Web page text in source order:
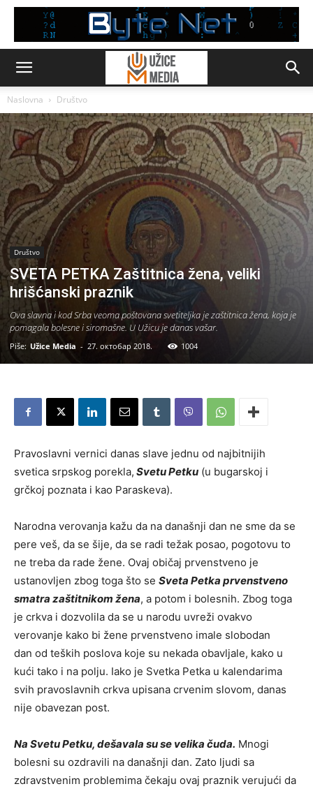
Naslovna Društvo
Društvo
SVETA PETKA Zaštitnica žena, veliki
hrišćanski praznik
Ova slavna i kod Srba veoma poštovana svetiteljka je zaštitnica žena, koja je
pomagala bolesne i siromašne. U Užicu je danas vašar.
Piše: Užice Media - 27. октобар 2018. 1004
Pravoslavni vernici danas slave jednu od najbitnijih
svetica srpskog porekla, Svetu Petku (u bugarskoj i
grčkoj poznata i kao Paraskeva).
Narodna verovanja kažu da na današnji dan ne sme da se
pere veš, da se šije, da se radi težak posao, pogotovu to
ne treba da rade žene. Ovaj običaj prvenstveno je
ustanovljen zbog toga što se Sveta Petka prvenstveno
smatra zaštitnikom žena, a potom i bolesnih. Zbog toga
je crkva i dozvolila da se u narodu uvreži ovakvo
verovanje kako bi žene prvenstveno imale slobodan
dan od teških poslova koje su nekada obavljale, kako u
kući tako i na polju. Iako je Svetka Petka u kalendarima
svih pravoslavnih crkva upisana crvenim slovom, danas
nije obavezan post.
Na Svetu Petku, dešavala su se velika čuda. Mnogi
bolesni su ozdravili na današnji dan. Zato ljudi sa
zdravstvenim problemima čekaju ovaj praznik verujući da